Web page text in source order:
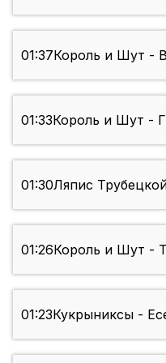
01:37Король и Шут -
01:33Король и Шут -
01:30Ляпис
01:26Король и Шут -
01:23Кукрыниксы -